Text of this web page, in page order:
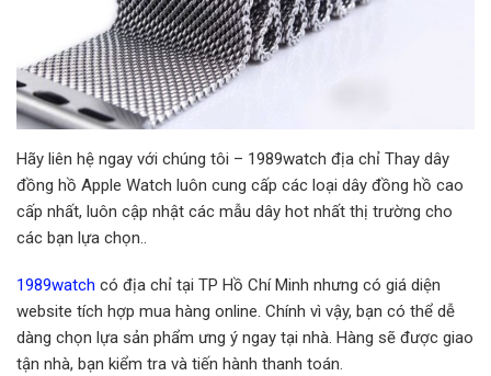
Hãy liên hệ ngay với chúng tôi – 1989watch địa chỉ Thay dây
đồng hồ Apple Watch luôn cung cấp các loại dây đồng hồ cao
cấp nhất, luôn cập nhật các mẫu dây hot nhất thị trường cho
các bạn lựa chọn..
1989watch có địa chỉ tại TP Hồ Chí Minh nhưng có giá diện
website tích hợp mua hàng online. Chính vì vậy, bạn có thể dễ
dàng chọn lựa sản phẩm ưng ý ngay tại nhà. Hàng sẽ được giao
tận nhà, bạn kiểm tra và tiến hành thanh toán.